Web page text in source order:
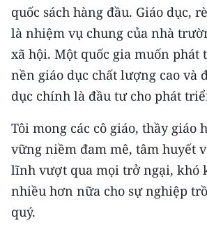
TIN MỚI
TIN ĐỊA PHƯƠNG
Trung du và miền núi phía Bắc
Bắc Trung Bộ
Duyên hải Nam Trung Bộ và Tây
Nguyên
Đông Nam Bộ
quốc sách hàng đầu. Giáo dục,
là nhiệm vụ chung của nhà
xã hội. Một quốc gia muốn phát
nền giáo dục chất lượng cao và
dục chính là đầu tư cho phát
Tôi mong các cô giáo, thầy giáo
vững niềm đam mê, tâm huyết
lĩnh vượt qua mọi trở ngại, khó
nhiều hơn nữa cho sự nghiệp
quý.